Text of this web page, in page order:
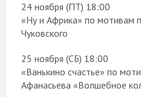
24 ноября (ПТ) 18:00
«Ну и Африка» по мотивам
Чуковского
25 ноября (СБ) 18:00
«Ванькино счастье» по
Афанасьева «Волшебное